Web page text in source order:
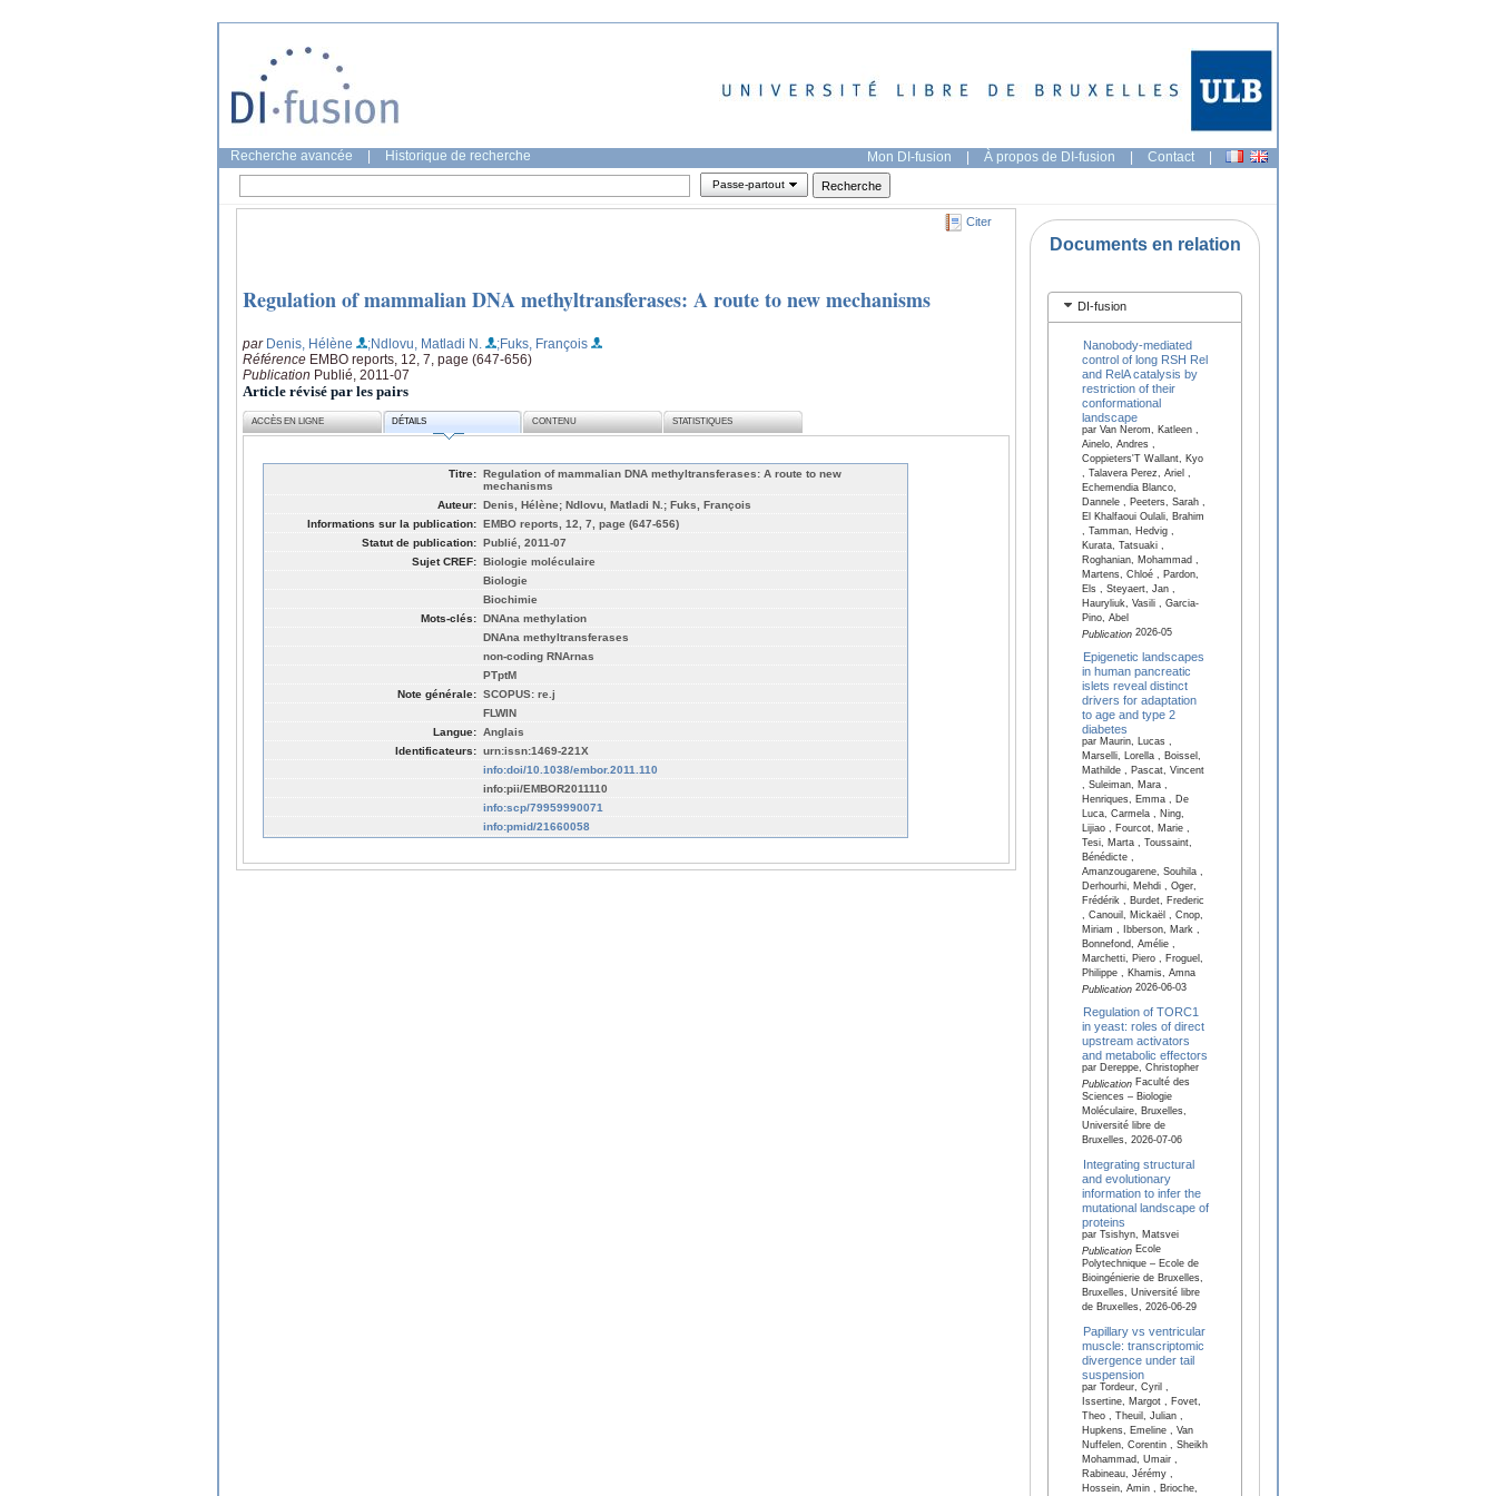
Recherche avancée Historique de recherche Mon DI-fusion | À propos de DI-fusion | Contact |
Passe-partout
Citer
Regulation of mammalian DNA methyltransferases: A route to new mechanisms
par Denis, Hélène ;Ndlovu, Matladi N.
;Fuks, François
Référence EMBO reports, 12, 7, page (647-656)
Publication Publié, 2011-07
Article révisé par les pairs
ACCÈS EN LIGNE DÉTAILS CONTENU STATISTIQUES
Titre: Regulation of mammalian DNA methyltransferases: A route to new
mechanisms
Auteur: Denis, Hélène; Ndlovu, Matladi N.; Fuks, François
Informations sur la publication: EMBO reports, 12, 7, page (647-656)
Statut de publication: Publié, 2011-07
Sujet CREF: Biologie moléculaire
Biologie
Biochimie
Mots-clés: DNAna methylation
DNAna methyltransferases
non-coding RNArnas
PTptM
Note générale: SCOPUS: re.j
FLWIN
Langue: Anglais
Identificateurs: urn:issn:1469-221X
info:doi/10.1038/embor.2011.110
info:pii/EMBOR2011110
info:scp/79959990071
info:pmid/21660058
Documents en relation
DI-fusion
Nanobody-mediated
control of long RSH Rel
and RelA catalysis by
restriction of their
conformational
landscape
par Van Nerom, Katleen ,
Ainelo, Andres ,
Coppieters'T Wallant, Kyo
, Talavera Perez, Ariel ,
Echemendia Blanco,
Dannele , Peeters, Sarah ,
El Khalfaoui Oulali, Brahim
, Tamman, Hedvig ,
Kurata, Tatsuaki ,
Roghanian, Mohammad ,
Martens, Chloé , Pardon,
Els , Steyaert, Jan ,
Hauryliuk, Vasili , Garcia-
Pino, Abel
Publication2026-05
Epigenetic landscapes
in human pancreatic
islets reveal distinct
drivers for adaptation
to age and type 2
diabetes
par Maurin, Lucas ,
Marselli, Lorella , Boissel,
Mathilde , Pascat, Vincent
, Suleiman, Mara ,
Henriques, Emma , De
Luca, Carmela , Ning,
Lijiao , Fourcot, Marie ,
Tesi, Marta , Toussaint,
Bénédicte ,
Amanzougarene, Souhila ,
Derhourhi, Mehdi , Oger,
Frédérik , Burdet, Frederic
, Canouil, Mickaël , Cnop,
Miriam , Ibberson, Mark ,
Bonnefond, Amélie ,
Marchetti, Piero , Froguel,
Philippe , Khamis, Amna
Publication2026-06-03
Regulation of TORC1
in yeast: roles of direct
upstream activators
and metabolic effectors
par Dereppe, Christopher
PublicationFaculté des
Sciences – Biologie
Moléculaire, Bruxelles,
Université libre de
Bruxelles, 2026-07-06
Integrating structural
and evolutionary
information to infer the
mutational landscape of
proteins
par Tsishyn, Matsvei
PublicationEcole
Polytechnique – Ecole de
Bioingénierie de Bruxelles,
Bruxelles, Université libre
de Bruxelles, 2026-06-29
Papillary vs ventricular
muscle: transcriptomic
divergence under tail
suspension
par Tordeur, Cyril ,
Issertine, Margot , Fovet,
Theo , Theuil, Julian ,
Hupkens, Emeline , Van
Nuffelen, Corentin , Sheikh
Mohammad, Umair ,
Rabineau, Jérémy ,
Hossein, Amin , Brioche,